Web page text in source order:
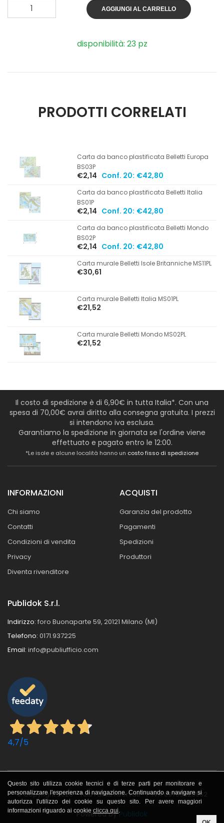
AGGIUNGI AL CARRELLO
disponibilità: 23 pz
PRODOTTI CORRELATI
Carta da banco plastificata Belletti Europa
BS03P
€2,14 Conf. 20: €42,80
Carta da banco plastificata Belletti Italia
BS01P
€2,14 Conf. 20: €42,80
Carta da banco plastificata Belletti Mondo
BS02P
€2,14 Conf. 20: €42,80
Carta murale Belletti Isole Britanniche MS11PL
€30,61
Carta murale Belletti Italia MS01PL
€21,52
Carta murale Belletti Mondo MS02PL
€21,52
Il costo di spedizione è di 6,90€ in tutta Italia*. Con una
spesa di 70,00€ avrai diritto alla consegna gratuita. I prezzi
si intendono iva esclusa.
Garantiamo la spedizione in giornata se l'ordine viene
effettuato e pagato entro le 12:00.
*Le isole e alcune località hanno un costo fisso di spedizione
INFORMAZIONI
Chi siamo
Contatti
Condizioni di vendita
Privacy
Diventa rivenditore
ACQUISTI
Garanzia del prodotto
Pagamenti
Spedizioni
Produttori
Publidok S.r.l.
Indirizzo: foro Buonaparte 59, 20121 Milano (MI)
Telefono: 0171.937225
Email: info@publiufficio.com
4,7/5
© Copyright 2026 - Tutti i diritti riservati - P.IVA 09705620962
Powered byPublidok
Questo sito utilizza cookie tecnici e di terze parti per monitorare e
personalizzare l'esperienza di navigazione. Continuando a navigare si
autorizza l'utilizzo dei cookie su questo sito. Per avere maggiori
informazioni riguardo ai cookie clicca qui.